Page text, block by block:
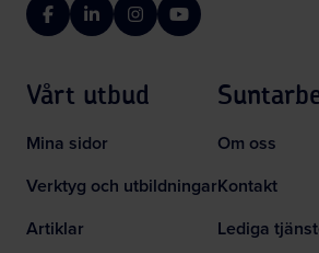
FacebookLinkedInInstagramYouTube
Vårt utbud
Mina sidor
Verktyg och utbildningar
Artiklar
Om oss
Kontakt
Lediga